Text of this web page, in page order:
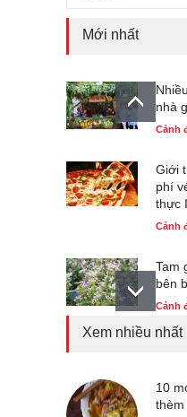
Mới nhất
nhà
Cảnh
Giới
phí
thực
Cảnh
Tam
bên
Cảnh
Cảnh
Xem nhiều nhất
10
thèm